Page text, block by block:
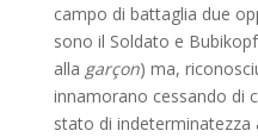
campo di battaglia due
sono il Soldato e
alla garçon) ma,
innamorano cessando di
stato di indeterminatezza